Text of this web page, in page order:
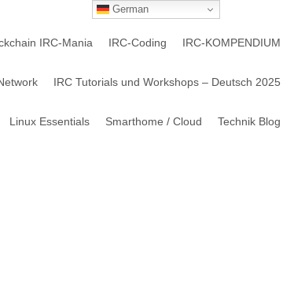
IRC-Mania IRC-Coding IRC-KOMPENDIUM
IRC Tutorials und Workshops – Deutsch 2025
Linux Essentials Smarthome / Cloud Technik Blog
German